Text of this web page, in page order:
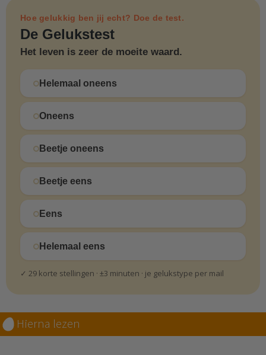
Hoe gelukkig ben jij echt? Doe de test.
De Gelukstest
Het leven is zeer de moeite waard.
Helemaal oneens
Oneens
Beetje oneens
Beetje eens
Eens
Helemaal eens
✓ 29 korte stellingen · ±3 minuten · je gelukstype per mail
Hierna lezen